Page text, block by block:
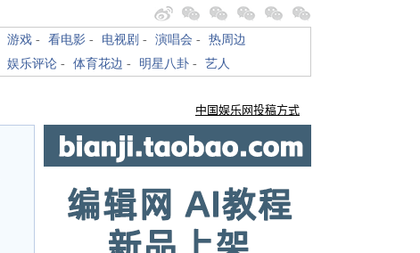
游戏 - 看电影 - 电视剧 - 演唱会 - 热周边
娱乐评论 - 体育花边 - 明星八卦 - 艺人